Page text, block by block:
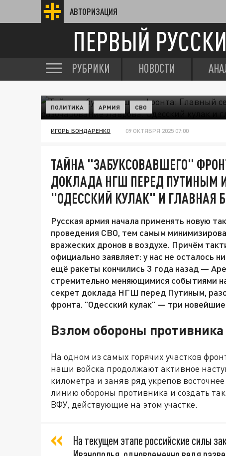
АВТОРИЗАЦИЯ
ПЕРВЫЙ
РУБРИКИ НОВОСТИ
ПОЛИТИКА АРМИЯ СВО
ИГОРЬ БОНДАРЕНКО 09 ОКТЯБРЯ 2025 07:00
ТАЙНА "ЗАБУКСОВАВШЕГО"
ДОКЛАДА НГШ ПЕРЕД ПУТИНЫМ
"ОДЕССКИЙ КУЛАК" И ГЛАВНАЯ
Русская армия начала применять новую
проведения СВО, тем самым
вражеских дронов в воздухе. Причём
официально заявляет: у нас не осталось
ещё ракеты кончились 3 года назад —
стремительно меняющимися событиями
секрет доклада НГШ перед Путиным,
фронта. "Одесский кулак" — три
Взлом обороны противника
На одном из самых горячих участков
наши войска продолжают активное
километра и заняв ряд укрепов
линию обороны противника и создать
ВФУ, действующие на этом участке.
На текущем этапе российские силы